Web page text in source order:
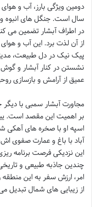
دومین ویژگی بارز، آب و
سال است. جنگل های انبوه و
در اطراف آبشار تضمین می
از آن لذت برد. این آب و
پیک نیک در دل طبیعت،
نشستن در کنار آبشار و
عمیق از آرامش و بازسازی
مجاورت آبشار سمبی با
بر اهمیت این مقصد است.
اسپه او با صخره های آهکی
آباد با باغ و عمارت صفوی
این نزدیکی فرصت برنامه
چندین جاذبه طبیعی و
امر، ارزش سفر به این منطقه
از زیبایی های شمال تبدیل